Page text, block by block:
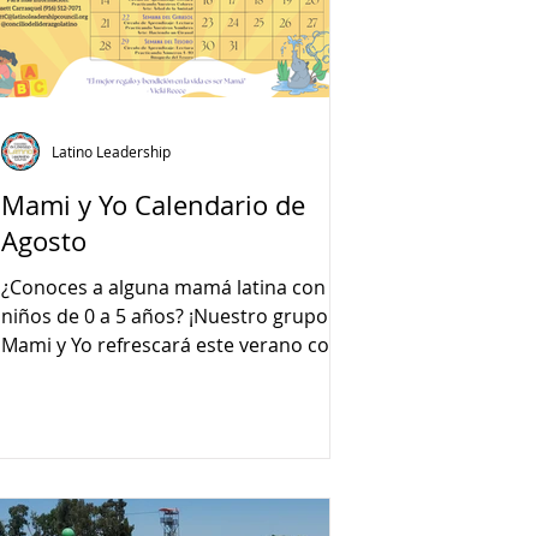
Mami y Yo Calendario de
Agosto
¿Conoces a alguna mamá latina con
niños de 0 a 5 años? ¡Nuestro grupo de
Mami y Yo refrescará este verano con
Latino Leadership